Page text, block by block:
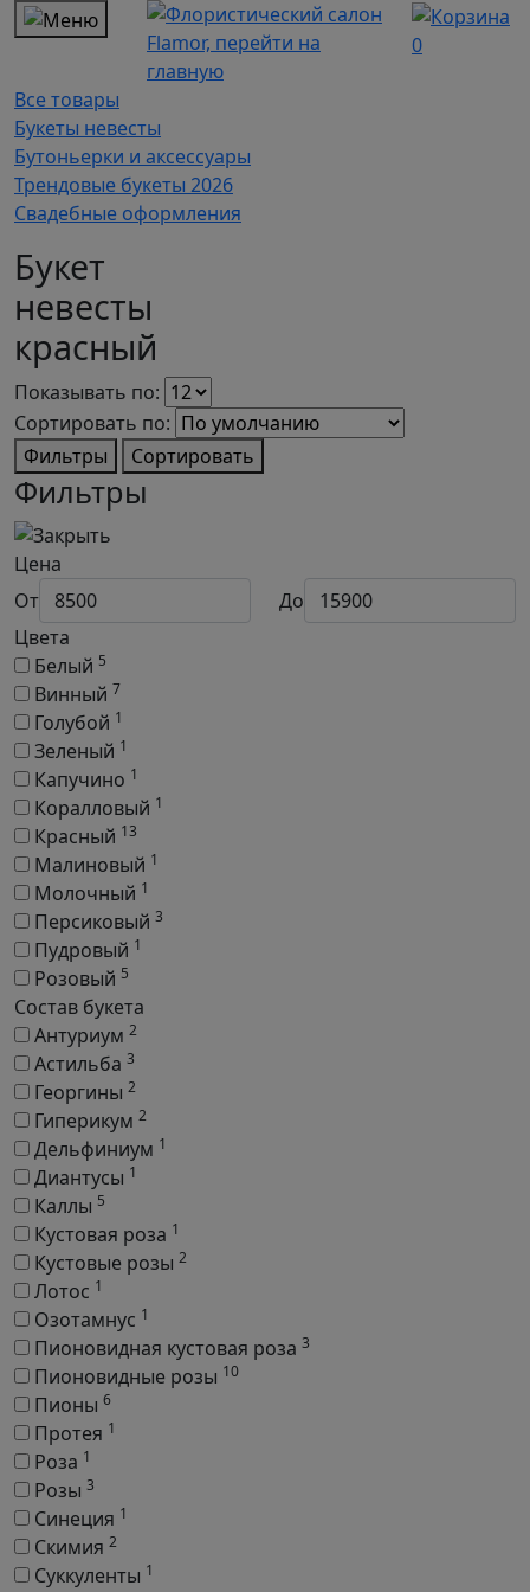
0
Все товары
Букеты невесты
Бутоньерки и аксессуары
Трендовые букеты 2026
Свадебные оформления
Букет
невесты
красный
Показывать по:
Сортировать по:
Фильтры
Сортировать
Фильтры
Цена
От
До
Цвета
Белый 5
Винный 7
Голубой 1
Зеленый 1
Капучино 1
Коралловый 1
Красный 13
Малиновый 1
Молочный 1
Персиковый 3
Пудровый 1
Розовый 5
Состав букета
Антуриум 2
Астильба 3
Георгины 2
Гиперикум 2
Дельфиниум 1
Диантусы 1
Каллы 5
Кустовая роза 1
Кустовые розы 2
Лотос 1
Озотамнус 1
Пионовидная кустовая роза 3
Пионовидные розы 10
Пионы 6
Протея 1
Роза 1
Розы 3
Синеция 1
Скимия 2
Суккуленты 1